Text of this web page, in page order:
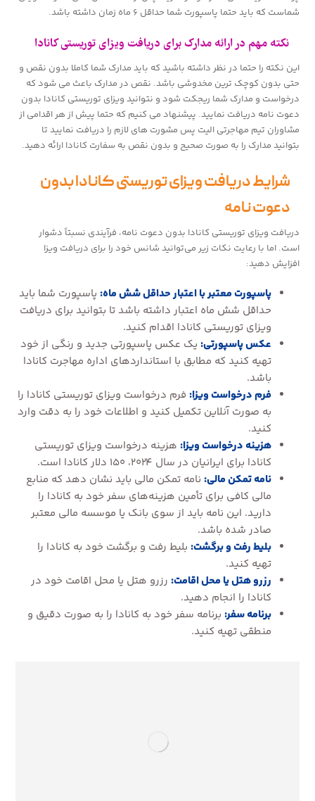
شماست که باید حتما پاسپورت شما حداقل ۶ ماه زمان داشته باشد.
نکته مهم در ارائه مدارک برای دریافت ویزای توریستی کانادا
این نکته را حتما در نظر داشته باشید که باید مدارک شما کاملا بدون نقص و
حتی بدون کوچک ترین مخدوشی باشد. نقص در مدارک باعث می شود که
درخواست و مدارک شما ریجکت شود و نتوانید ویزای توریستی کانادا بدون
دعوت نامه دریافت نمایید. پیشنهاد می کنیم که حتما پیش از هر اقدامی از
مشاوران تیم مهاجرتی الیت پس مشورت های لازم را دریافت نمایید تا
بتوانید مدارک را به صورت صحیح و بدون نقص به سفارت کانادا ارائه دهید.
شرایط دریافت ویزای توریستی کانادا بدون
دعوت نامه
دریافت ویزای توریستی کانادا بدون دعوت نامه، فرآیندی نسبتاً دشوار
است. اما با رعایت نکات زیر می‌توانید شانس خود را برای دریافت ویزا
افزایش دهید:
پاسپورت معتبر با اعتبار حداقل شش ماه: پاسپورت شما باید
حداقل شش ماه اعتبار داشته باشد تا بتوانید برای دریافت
ویزای توریستی کانادا اقدام کنید.
عکس پاسپورتی: یک عکس پاسپورتی جدید و رنگی از خود
تهیه کنید که مطابق با استانداردهای اداره مهاجرت کانادا
باشد.
فرم درخواست ویزا:‌ فرم درخواست ویزای توریستی کانادا را
به صورت آنلاین تکمیل کنید و اطلاعات خود را به دقت وارد
کنید.
هزینه درخواست ویزا: هزینه درخواست ویزای توریستی
کانادا برای ایرانیان در سال ۲۰۲۴، ۱۵۰ دلار کانادا است.
نامه تمکن مالی: نامه تمکن مالی باید نشان دهد که منابع
مالی کافی برای تأمین هزینه‌های سفر خود به کانادا را
دارید. این نامه باید از سوی بانک یا موسسه مالی معتبر
صادر شده باشد.
بلیط رفت و برگشت: بلیط رفت و برگشت خود به کانادا را
تهیه کنید.
رزرو هتل یا محل اقامت: رزرو هتل یا محل اقامت خود در
کانادا را انجام دهید.
برنامه سفر: برنامه سفر خود به کانادا را به صورت دقیق و
منطقی تهیه کنید.